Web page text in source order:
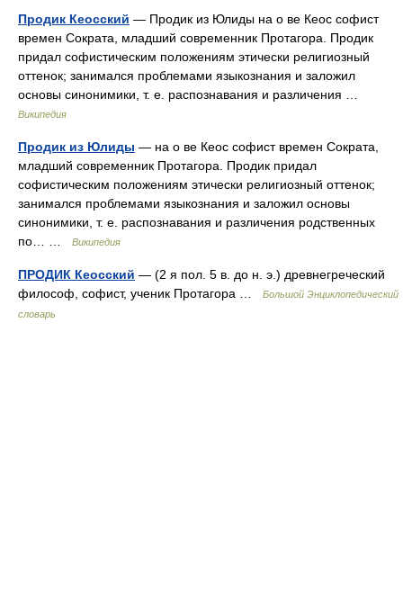
Продик Кеосский — Продик из Юлиды на о ве Кеос софист
времен Сократа, младший современник Протагора. Продик
придал софистическим положениям этически религиозный
оттенок; занимался проблемами языкознания и заложил
основы синонимики, т. е. распознавания и различения …
Википедия
Продик из Юлиды — на о ве Кеос софист времен Сократа,
младший современник Протагора. Продик придал
софистическим положениям этически религиозный оттенок;
занимался проблемами языкознания и заложил основы
синонимики, т. е. распознавания и различения родственных
по… …
Википедия
ПРОДИК Кеосский — (2 я пол. 5 в. до н. э.) древнегреческий
философ, софист, ученик Протагора …
Большой Энциклопедический
словарь